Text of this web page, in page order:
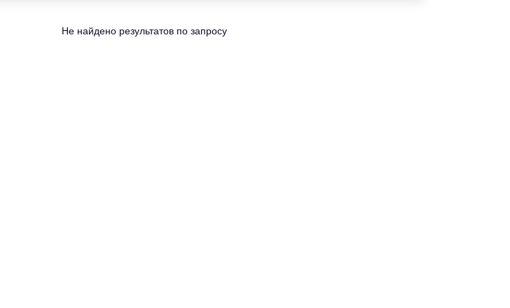
Не найдено результатов по запросу